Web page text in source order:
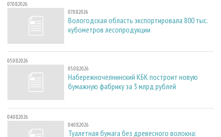
07.08.2026
07.08.2026
Вологодская область экспортировала 800 тыс.
кубометров лесопродукции
05.08.2026
05.08.2026
Набережночелнинский КБК построит новую
бумажную фабрику за 3 млрд рублей
04.08.2026
04.08.2026
Туалетная бумага без древесного волокна: